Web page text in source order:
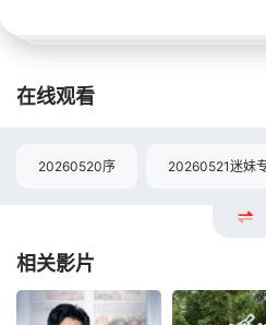
在线观看
20260520序 20260521迷妹
相关影片